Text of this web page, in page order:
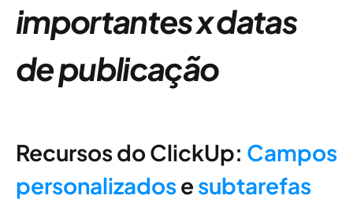
importantes x datas
de publicação
Recursos do ClickUp: Campos
personalizadose subtarefas